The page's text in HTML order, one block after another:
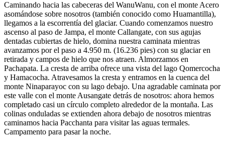
Caminando hacia las cabeceras del WanuWanu, con el monte Acero
asomándose sobre nosotros (también conocido como Huamantilla),
llegamos a la escorrentía del glaciar. Cuando comenzamos nuestro
ascenso al paso de Jampa, el monte Callangate, con sus agujas
dentadas cubiertas de hielo, domina nuestra caminata mientras
avanzamos por el paso a 4.950 m. (16.236 pies) con su glaciar en
retirada y campos de hielo que nos atraen. Almorzamos en
Pachapata. La cresta de arriba ofrece una vista del lago Qomercocha
y Hamacocha. Atravesamos la cresta y entramos en la cuenca del
monte Ninaparayoc con su lago debajo. Una agradable caminata por
este valle con el monte Ausangate detrás de nosotros: ahora hemos
completado casi un círculo completo alrededor de la montaña. Las
colinas onduladas se extienden ahora debajo de nosotros mientras
caminamos hacia Pacchanta para visitar las aguas termales.
Campamento para pasar la noche.